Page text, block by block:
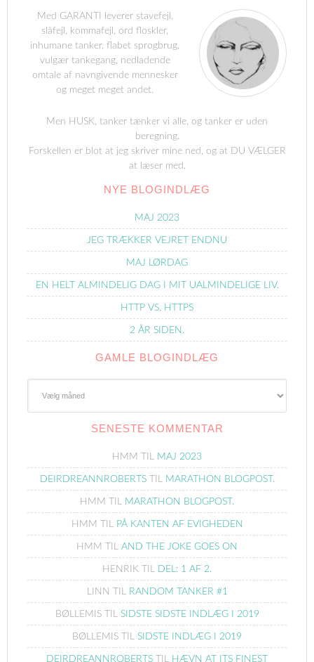
Med GARANTI leverer stavefejl,
slåfejl, kommafejl, ord floskler,
inhumane tanker, flabet sprogbrug,
vulgær tankegang, nedladende
omtale af navngivende mennesker
og meget meget andet.
Men HUSK, tanker tænker vi alle, og tanker er uden
beregning.
Forskellen er blot at jeg skriver mine ned, og at DU VÆLGER
at læser med.
NYE BLOGINDLÆG
MAJ 2023
JEG TRÆKKER VEJRET ENDNU
MAJ LØRDAG
EN HELT ALMINDELIG DAG I MIT UALMINDELIGE LIV.
HTTP VS. HTTPS
2 ÅR SIDEN.
GAMLE BLOGINDLÆG
SENESTE KOMMENTAR
HMM TIL MAJ 2023
DEIRDREANNROBERTSTIL MARATHON BLOGPOST.
HMM TIL MARATHON BLOGPOST.
HMM TIL PÅ KANTEN AF EVIGHEDEN
HMM TIL AND THE JOKE GOES ON
HENRIK TIL DEL: 1 AF 2.
LINN TIL RANDOM TANKER #1
BØLLEMISTIL SIDSTE SIDSTE INDLÆG I 2019
BØLLEMIS TIL SIDSTE INDLÆG I 2019
DEIRDREANNROBERTS TIL HÆVN AT ITS FINEST